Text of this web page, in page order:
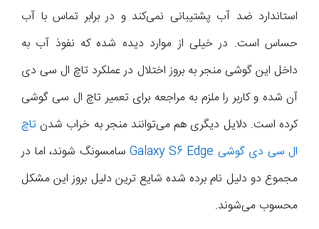
استاندارد ضد آب پشتیبانی نمی‌کند و در برابر تماس با آب
حساس است. در خیلی از موارد دیده شده که نفوذ آب به
داخل این گوشی منجر به بروز اختلال در عملکرد تاچ ال سی دی
آن شده و کاربر را ملزم به مراجعه برای تعمیر تاچ ال سی گوشی
کرده است. دلایل دیگری هم می‌توانند منجر به خراب شدن تاچ
ال سی دی گوشی Galaxy S6 Edge
سامسونگ شوند، اما در
مجموع دو دلیل نام برده شده شایع ترین دلیل بروز این مشکل
محسوب می‌شوند.